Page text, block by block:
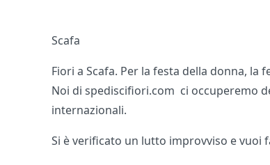
Scafa
Fiori a Scafa. Per la festa della donna,
Noi di spediscifiori.com ci occuperemo
internazionali.
Si è verificato un lutto improvviso e vuoi